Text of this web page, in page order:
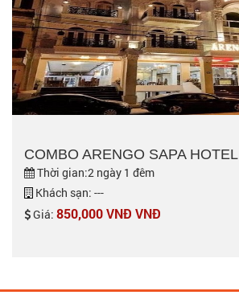
COMBO ARENGO SAPA HOTEL
Thời gian:2 ngày 1 đêm
Khách sạn: ---
Giá: 850,000 VNĐ VNĐ